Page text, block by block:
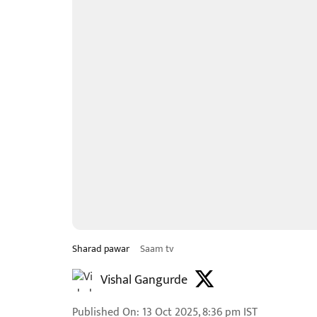
Sharad pawar Saam tv
Vishal Gangurde
Published On: 13 Oct 2025, 8:36 pm IST